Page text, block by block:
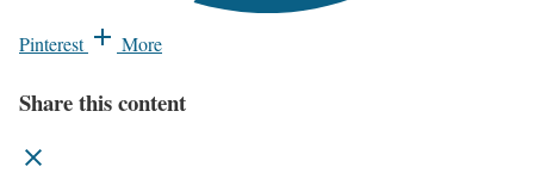
Pinterest More
Share this content